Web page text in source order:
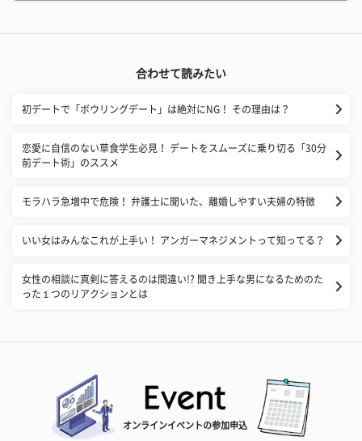
合わせて読みたい
初デートで「ボウリングデート」は絶対にNG！ その理由は？
恋愛に自信のない草食学生必見！ デートをスムーズに乗り切る「30分
前デート術」のススメ
モラハラ急増中で危険！ 弁護士に聞いた、離婚しやすい夫婦の特徴
いい女はみんなこれが上手い！ アンガーマネジメントって知ってる？
女性の相談に真剣に答えるのは間違い!? 聞き上手な男になるためのた
った１つのリアクションとは
オンラインイベントの参加申込